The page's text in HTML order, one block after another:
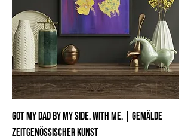
Got my Dad by my side. With me. | Gemälde
zeitgenössischer Kunst